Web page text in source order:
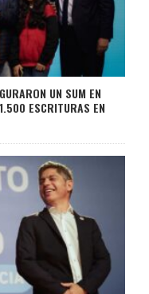
UN SUM EN
ESCRITURAS EN